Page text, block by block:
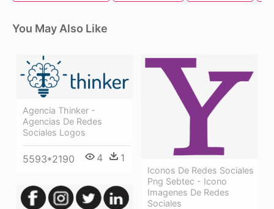
You May Also Like
Agencia Thinker -
Agencias De Redes
Sociales Logos
5593*2190 4 1
Iconos De Redes Sociales
Png Sebtec - Icono
Imagenes De Redes
Sociales